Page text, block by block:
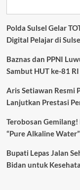
Polda Sulsel Gelar
Digital Pelajar di
Baznas dan PPNI
Sambut HUT ke-81 RI
Aris Setiawan Resmi
Lanjutkan Prestasi
Terobosan
“Pure Alkaline
Bupati Lepas Jalan
Bidan untuk